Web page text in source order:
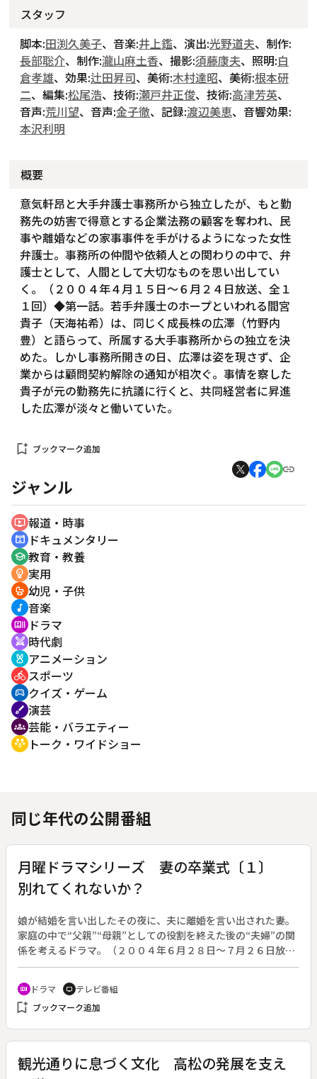
スタッフ
脚本:田渕久美子、音楽:井上鑑、演出:光野道夫、制作:
長部聡介、制作:瀧山麻土香、撮影:須藤康夫、照明:白
倉孝雄、効果:辻田昇司、美術:木村達昭、美術:根本研
二、編集:松尾浩、技術:瀬戸井正俊、技術:高津芳英、
音声:荒川望、音声:金子徹、記録:渡辺美恵、音響効果:
本沢利明
概要
意気軒昂と大手弁護士事務所から独立したが、もと勤
務先の妨害で得意とする企業法務の顧客を奪われ、民
事や離婚などの家事事件を手がけるようになった女性
弁護士。事務所の仲間や依頼人との関わりの中で、弁
護士として、人間として大切なものを思い出してい
く。（２００４年４月１５日～６月２４日放送、全１
１回）◆第一話。若手弁護士のホープといわれる間宮
貴子（天海祐希）は、同じく成長株の広澤（竹野内
豊）と語らって、所属する大手事務所からの独立を決
めた。しかし事務所開きの日、広澤は姿を現さず、企
業からは顧問契約解除の通知が相次ぐ。事情を察した
貴子が元の勤務先に抗議に行くと、共同経営者に昇進
した広澤が淡々と働いていた。
bookmark_add ブックマーク追加
ジャンル
ondemand_video 報道・時事
cinematic_blur ドキュメンタリー
school 教育・教養
emoji_objects 実用
crib 幼児・子供
music_note 音楽
recent_actors ドラマ
swords 時代劇
cruelty_free アニメーション
directions_bike スポーツ
sports_esports クイズ・ゲーム
brush 演芸
groups 芸能・バラエティー
adaptive_audio_mic トーク・ワイドショー
同じ年代の公開番組
月曜ドラマシリーズ 妻の卒業式〔１〕
別れてくれないか？
娘が結婚を言い出したその夜に、夫に離婚を言い出された妻。
家庭の中で“父親”“母親”としての役割を終えた後の“夫婦”の関
係を考えるドラマ。（２００４年６月２８日～７月２６日放
送、全５回）◆気ままな専業主婦生活を送っていた神崎恭子
（岡江久美子）は、一人娘の里香子（高野志穂）から恋人の榊
原洋介（山田純大）を紹介され、結婚したいと告げられる。祝
福し、喜びにみちたのもつかの間、その夜に夫の隆之（三宅裕
決まってホッとして思わず口にしただけだと隆之は弁解した
が、数日後にあらためて「今度は本気だ。別れてくれ」と言わ
れ、恭子は呆然とする。
recent_actors ドラマ tv テレビ番組
bookmark_add ブックマーク追加
観光通りに息づく文化 高松の発展を支え